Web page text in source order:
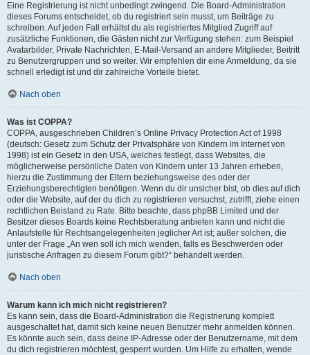
Eine Registrierung ist nicht unbedingt zwingend. Die Board-Administration
dieses Forums entscheidet, ob du registriert sein musst, um Beiträge zu
schreiben. Auf jeden Fall erhältst du als registriertes Mitglied Zugriff auf
zusätzliche Funktionen, die Gästen nicht zur Verfügung stehen: zum Beispiel
Avatarbilder, Private Nachrichten, E-Mail-Versand an andere Mitglieder, Beitritt
zu Benutzergruppen und so weiter. Wir empfehlen dir eine Anmeldung, da sie
schnell erledigt ist und dir zahlreiche Vorteile bietet.
Nach oben
Was ist COPPA?
COPPA, ausgeschrieben Children’s Online Privacy Protection Act of 1998
(deutsch: Gesetz zum Schutz der Privatsphäre von Kindern im Internet von
1998) ist ein Gesetz in den USA, welches festlegt, dass Websites, die
möglicherweise persönliche Daten von Kindern unter 13 Jahren erheben,
hierzu die Zustimmung der Eltern beziehungsweise des oder der
Erziehungsberechtigten benötigen. Wenn du dir unsicher bist, ob dies auf dich
oder die Website, auf der du dich zu registrieren versuchst, zutrifft, ziehe einen
rechtlichen Beistand zu Rate. Bitte beachte, dass phpBB Limited und der
Besitzer dieses Boards keine Rechtsberatung anbieten kann und nicht die
Anlaufstelle für Rechtsangelegenheiten jeglicher Art ist; außer solchen, die
unter der Frage „An wen soll ich mich wenden, falls es Beschwerden oder
juristische Anfragen zu diesem Forum gibt?“ behandelt werden.
Nach oben
Warum kann ich mich nicht registrieren?
Es kann sein, dass die Board-Administration die Registrierung komplett
ausgeschaltet hat, damit sich keine neuen Benutzer mehr anmelden können.
Es könnte auch sein, dass deine IP-Adresse oder der Benutzername, mit dem
du dich registrieren möchtest, gesperrt wurden. Um Hilfe zu erhalten, wende